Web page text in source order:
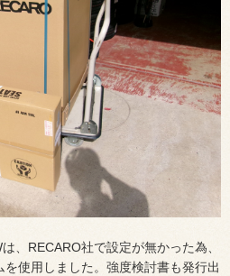
、RECARO社で設定が無かった為、
使用しました。強度検討書も発行出